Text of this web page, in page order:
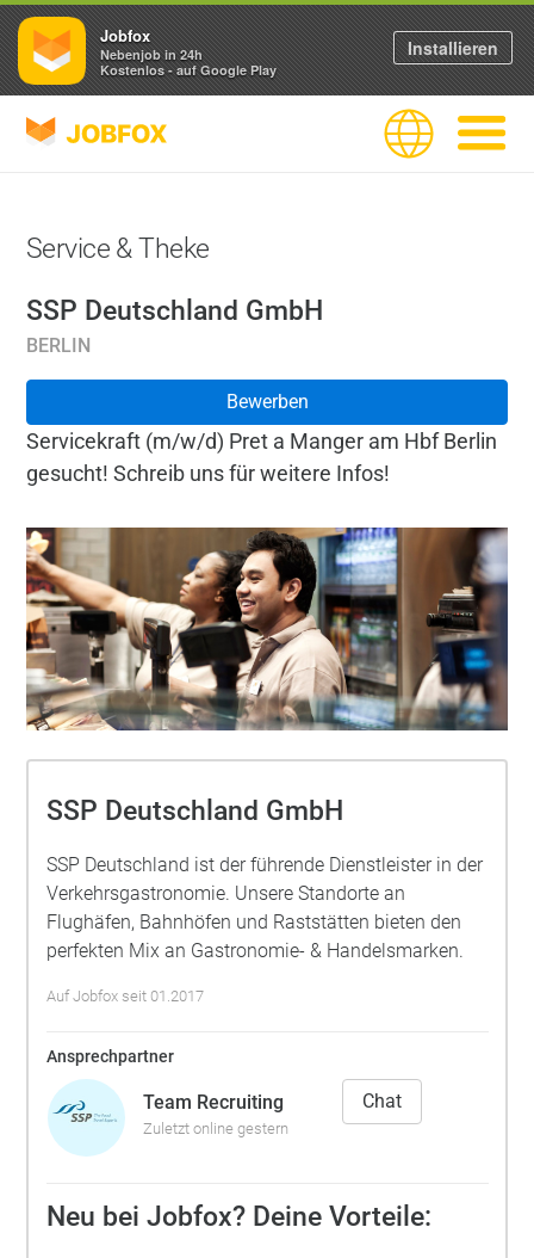
JOBFOX Sprache
Service & Theke
SSP Deutschland GmbH
BERLIN
Bewerben
Servicekraft (m/w/d) Pret a Manger am Hbf Berlin
gesucht! Schreib uns für weitere Infos!
SSP Deutschland GmbH
SSP Deutschland ist der führende Dienstleister in der
Verkehrsgastronomie. Unsere Standorte an
Flughäfen, Bahnhöfen und Raststätten bieten den
perfekten Mix an Gastronomie- & Handelsmarken.
Auf Jobfox seit 01.2017
Ansprechpartner
Team Recruiting
Zuletzt online gestern
Chat
Neu bei Jobfox? Deine Vorteile:
Jobfox
Nebenjob in 24h
Kostenlos - auf Google Play
Installieren